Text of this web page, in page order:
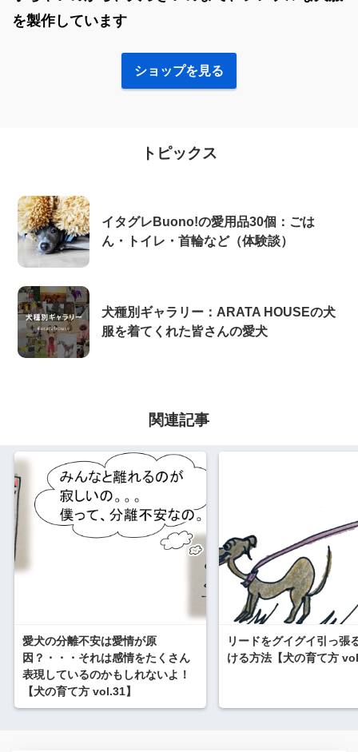
を製作しています
ショップを見る
トピックス
イタグレBuono!の愛用品30個：ごは
ん・トイレ・首輪など（体験談）
犬種別ギャラリー：ARATA HOUSEの犬
服を着てくれた皆さんの愛犬
関連記事
愛犬の分離不安は愛情が原
因？・・・それは感情をたくさん
表現しているのかもしれないよ！
【犬の育て方 vol.31】
リードをグイグイ引っ張
ける方法【犬の育て方